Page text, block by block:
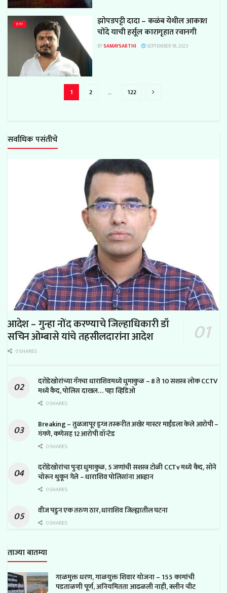
इतर
झोपडपट्टी दादा – कळंब येथील आकाश
चोंदे याची हर्सूल कारागृहात रवानगी
BYSAMAYSARTHI SEPTEMBER 18, 2023
1 2 … 122
सर्वाधिक पसंतीचे
आदेश – गुन्हा नोंद करण्याचे जिल्हाधिकारी डॉ
सचिन ओम्बासे यांचे तहसीलदारांना आदेश
0 SHARES
दरोडेखोरांच्या गँगचा धाराशिवमध्ये धुमाकुळ – 8 ते 10 सशस्त्र लोक CCTV
मध्ये कैद, पोलिस दाखल… पहा व्हिडिओ
0 SHARES
Breaking – तुळजापूर ड्रग्ज तस्करीत अखेर मास्टर माईंडला केले आरोपी –
गंगणे, कणेसह 12 आरोपी वॉन्टेड
0 SHARES
दरोडेखोरांचा पुन्हा धुमाकुळ, 5 जणांची सशस्त्र टोळी CCTv मध्ये कैद, सोने
चोरून थुकून गेले – धाराशिव पोलिसांना आव्हान
0 SHARES
वीज पडुन एक तरुण ठार, धाराशिव जिल्ह्यातील घटना
0 SHARES
ताज्या बातम्या
गाळमुक्त धरण, गाळयुक्त शिवार योजना – 155 कामांची
पडताळणी पूर्ण, अनियमितता आढळली नाही, क्लीन चीट